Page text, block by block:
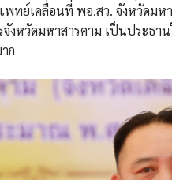
ทย์เคลื่อนที่ พอ.สว. จังหวัดมห
จังหวัดมหาสารคาม เป็นประธ
ก